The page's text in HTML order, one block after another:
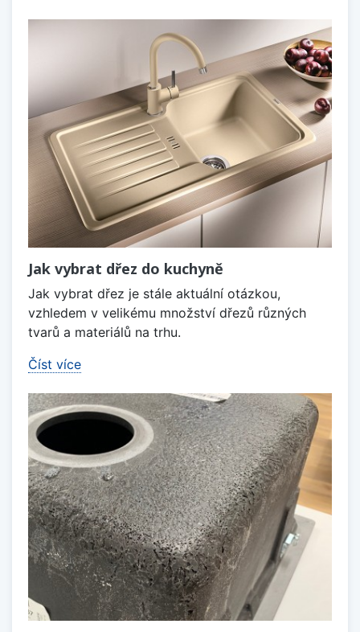
Jak vybrat dřez do kuchyně
Jak vybrat dřez je stále aktuální otázkou,
vzhledem v velikému množství dřezů různých
tvarů a materiálů na trhu.
Číst více